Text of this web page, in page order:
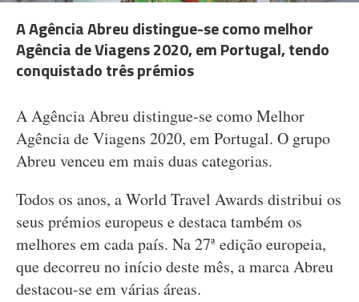
A Agência Abreu distingue-se como melhor
Agência de Viagens 2020, em Portugal, tendo
conquistado três prémios
A Agência Abreu distingue-se como Melhor
Agência de Viagens 2020, em Portugal. O grupo
Abreu venceu em mais duas categorias.
Todos os anos, a World Travel Awards distribui os
seus prémios europeus e destaca também os
melhores em cada país. Na 27ª edição europeia,
que decorreu no início deste mês, a marca Abreu
destacou-se em várias áreas.